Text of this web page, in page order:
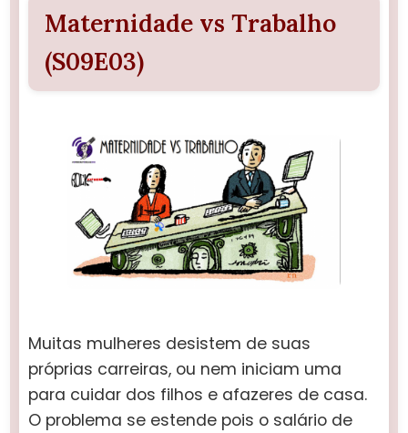
Maternidade vs Trabalho
(S09E03)
Muitas mulheres desistem de suas
próprias carreiras, ou nem iniciam uma
para cuidar dos filhos e afazeres de casa.
O problema se estende pois o salário de